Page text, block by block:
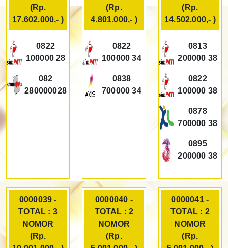
(Rp.
17.602.000,- )
0822
100000 28
082
280000028
(Rp.
4.801.000,- )
0822
100000 34
0838
700000 34
(Rp.
14.502.000,- )
0813
200000 38
0822
100000 38
0878
700000 38
0895
200000 38
0000039 -
TOTAL : 3
NOMOR
(Rp.
0000040 -
TOTAL : 2
NOMOR
(Rp.
0000041 -
TOTAL : 2
NOMOR
(Rp.